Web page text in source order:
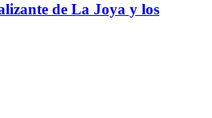
de La Joya y los